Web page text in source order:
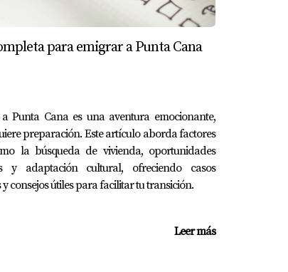
Algunos también pueden incluir
arte y música, promoviendo así un
antes de tomar una decisión.
consultar directamente con cada
para emigrar a Punta Cana
Punta Cana es una aventura emocionante,
preparación. Este artículo aborda factores
la búsqueda de vivienda, oportunidades
y adaptación cultural, ofreciendo casos
consejos útiles para facilitar tu transición.
Leer más